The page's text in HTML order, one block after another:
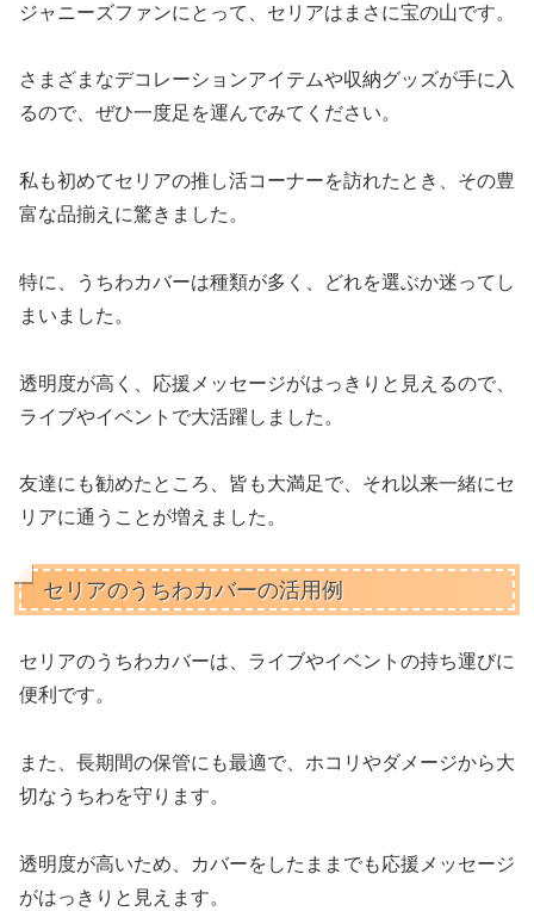
ジャニーズファンにとって、セリアはまさに宝の山です。
さまざまなデコレーションアイテムや収納グッズが手に入
るので、ぜひ一度足を運んでみてください。
私も初めてセリアの推し活コーナーを訪れたとき、その豊
富な品揃えに驚きました。
特に、うちわカバーは種類が多く、どれを選ぶか迷ってし
まいました。
透明度が高く、応援メッセージがはっきりと見えるので、
ライブやイベントで大活躍しました。
友達にも勧めたところ、皆も大満足で、それ以来一緒にセ
リアに通うことが増えました。
セリアのうちわカバーの活用例
セリアのうちわカバーは、ライブやイベントの持ち運びに
便利です。
また、長期間の保管にも最適で、ホコリやダメージから大
切なうちわを守ります。
透明度が高いため、カバーをしたままでも応援メッセージ
がはっきりと見えます。